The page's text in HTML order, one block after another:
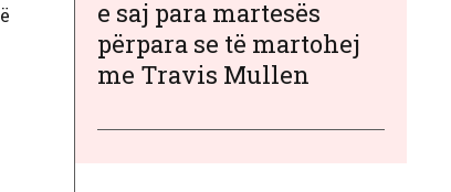
e saj para martesës
përpara se të martohej
me Travis Mullen